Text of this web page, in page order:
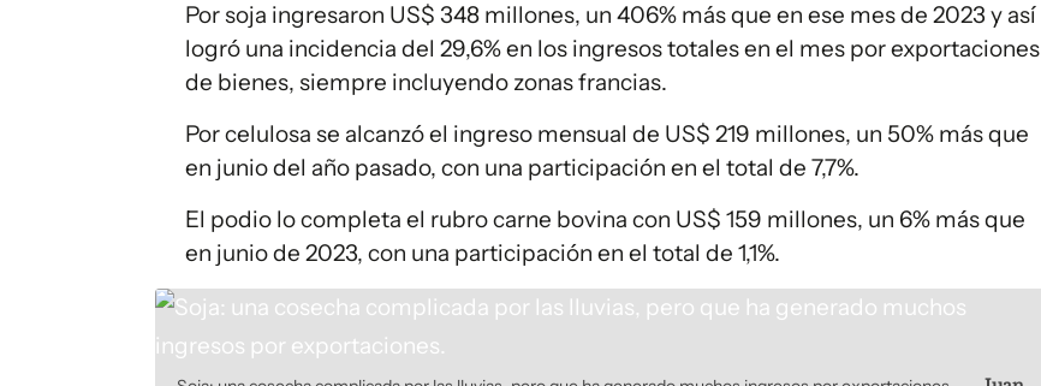
Por soja ingresaron US$ 348 millones, un 406% más que en ese mes de 2023 y así
logró una incidencia del 29,6% en los ingresos totales en el mes por exportaciones
de bienes, siempre incluyendo zonas francias.
Por celulosa se alcanzó el ingreso mensual de US$ 219 millones, un 50% más que
en junio del año pasado, con una participación en el total de 7,7%.
El podio lo completa el rubro carne bovina con US$ 159 millones, un 6% más que
en junio de 2023, con una participación en el total de 1,1%.